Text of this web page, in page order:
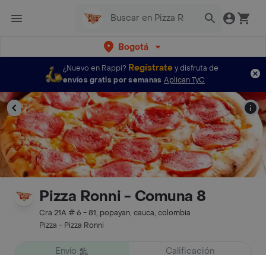
Bogotá
¿Nuevo en Rappi? Regístratey disfruta de
envíos gratis por semanas Aplican TyC
Pizza Ronni - Comuna 8
Cra 21A # 6 - 81, popayan, cauca, colombia
Pizza - Pizza Ronni
Envío
Calificación